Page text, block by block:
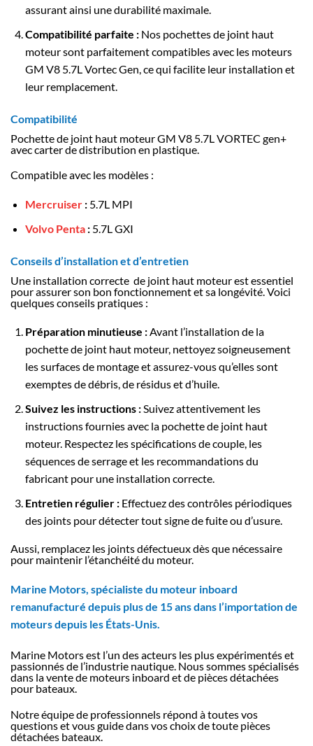
assurant ainsi une durabilité maximale.
Compatibilité parfaite :Nos pochettes de joint haut
moteur sont parfaitement compatibles avec les moteurs
GM V8 5.7L Vortec Gen, ce qui facilite leur installation et
leur remplacement.
Compatibilité
Pochette de joint haut moteur GM V8 5.7L VORTEC gen+
avec carter de distribution en plastique.
Compatible avec les modèles :
Mercruiser:5.7L MPI
Volvo Penta:5.7L GXI
Conseils d’installation et d’entretien
Une installation correcte de joint haut moteur est essentiel
pour assurer son bon fonctionnement et sa longévité. Voici
quelques conseils pratiques :
Préparation minutieuse :Avant l’installation de la
pochette de joint haut moteur, nettoyez soigneusement
les surfaces de montage et assurez-vous qu’elles sont
exemptes de débris, de résidus et d’huile.
Suivez les instructions :Suivez attentivement les
instructions fournies avec la pochette de joint haut
moteur. Respectez les spécifications de couple, les
séquences de serrage et les recommandations du
fabricant pour une installation correcte.
Entretien régulier :Effectuez des contrôles périodiques
des joints pour détecter tout signe de fuite ou d’usure.
Aussi, remplacez les joints défectueux dès que nécessaire
pour maintenir l’étanchéité du moteur.
Marine Motors, spécialiste du moteur inboard
remanufacturé depuis plus de 15 ans dans l’importation de
moteurs depuis les États-Unis.
Marine Motors est l’un des acteurs les plus expérimentés et
passionnés de l’industrie nautique. Nous sommes spécialisés
dans la vente de moteurs inboard et de pièces détachées
pour bateaux.
Notre équipe de professionnels répond à toutes vos
questions et vous guide dans vos choix de toute pièces
détachées bateaux.